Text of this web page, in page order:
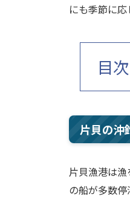
にも季節に応
目次
片貝の沖
片貝漁港は
の船が多数